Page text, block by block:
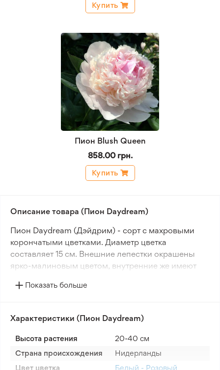
Купить
Пион Blush Queen
858.00 грн.
Купить
Описание товара (Пион Daydream)
Пион Daydream (Дэйдрим) - сорт с махровыми
корончатыми цветками. Диаметр цветка
составляет 15 см. Внешние лепестки окрашены
ярко-малиновым цветом, внутренние же имеют
Daydream (Дэйдрим) обладает изящной красотой,
которая поражает своим великолепием.
Показать больше
Характеристики (Пион Daydream)
Высота растения
20-40 см
Страна происхождения
Нидерланды
Цвет цветка
Белый - Розовый